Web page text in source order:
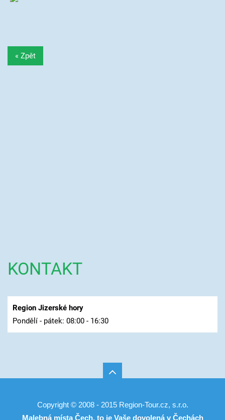
« Zpět
KONTAKT
Region Jizerské hory
Pondělí - pátek: 08:00 - 16:30
Copyright © 2008 - 2015 Region-Tour.cz, s.r.o.
Malebná místa Čech, to je Vaše dovolená v Čechách